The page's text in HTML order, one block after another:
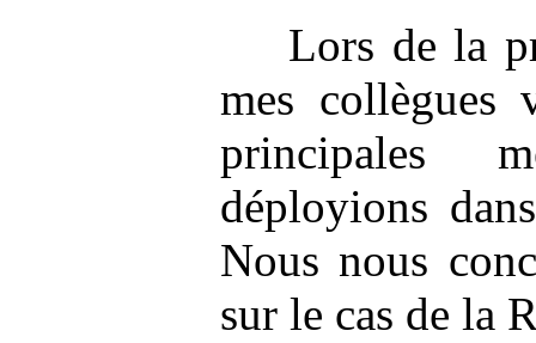
Lors de la
mes collègues
principales
déployions
Nous nous
sur le cas de la